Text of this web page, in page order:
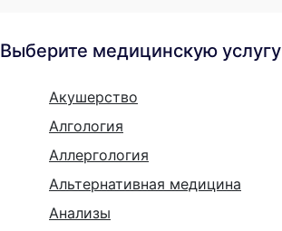
Выберите медицинскую услугу
Акушерство
Алгология
Аллергология
Альтернативная медицина
Анализы